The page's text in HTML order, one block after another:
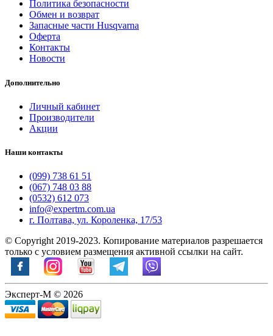
Политика безопасности
Обмен и возврат
Запасные части Husqvarna
Оферта
Контакты
Новости
Дополнительно
Личный кабинет
Производители
Акции
Наши контакты
(099) 738 61 51
(067) 748 03 88
(0532) 612 073
info@expertm.com.ua
г. Полтава, ул. Короленка, 17/53
© Copyright 2019-2023. Копирование материалов разрешается
только с условием размещения активной ссылки на сайт.
Эксперт-М © 2026